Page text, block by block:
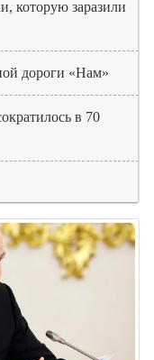
которую заразили
дороги «Нам»
в 70